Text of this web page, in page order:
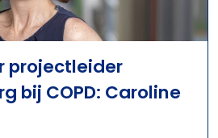
projectleider
bij COPD: Caroline